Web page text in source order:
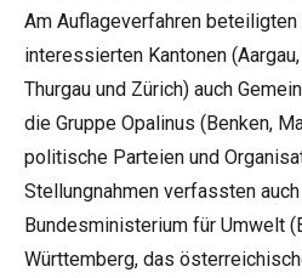
Am Auflageverfahren
interessierten Kantonen
Thurgau und Zürich) auch
die Gruppe Opalinus (Benken,
politische Parteien und
Stellungnahmen verfassten
Bundesministerium für Umwelt
Württemberg, das